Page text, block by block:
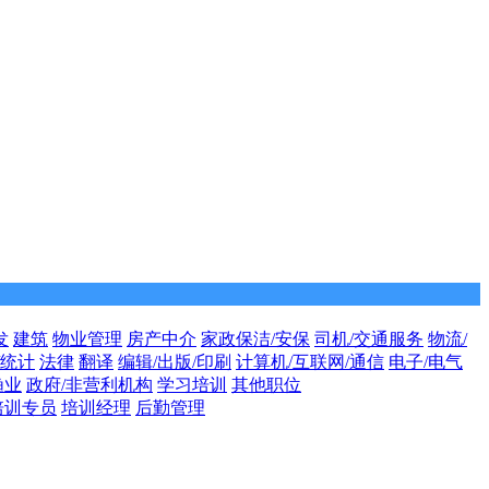
建筑 物业管理 房产中介 家政保洁/安保 司机/交通服务 物流/
计 法律 翻译 编辑/出版/印刷 计算机/互联网/通信 电子/电气
业 政府/非营利机构 学习培训 其他职位
训专员 培训经理 后勤管理